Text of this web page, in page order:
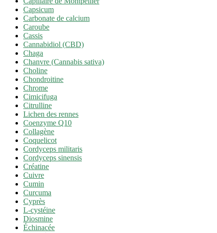
Capsicum
Carbonate de calcium
Caroube
Cassis
Cannabidiol (CBD)
Chaga
Chanvre (Cannabis sativa)
Choline
Chondroitine
Chrome
Cimicifuga
Citrulline
Lichen des rennes
Coenzyme Q10
Collagène
Coquelicot
Cordyceps militaris
Cordyceps sinensis
Créatine
Cuivre
Cumin
Curcuma
Cyprès
L-cystéine
Diosmine
Échinacée